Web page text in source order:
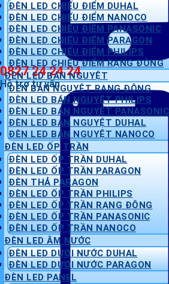
0827 24 24 24
Hỗ trợ tư vấn
ĐÈN LED CHIẾU ĐIỂM DUHAL
ĐÈN LED CHIẾU ĐIỂM NANOCO
ĐÈN LED CHIẾU ĐIỂM PANASONIC
ĐÈN LED CHIẾU ĐIỂM PARAGON
ĐÈN LED CHIẾU ĐIỂM PHILIPS
ĐÈN LED CHIẾU ĐIỂM RẠNG ĐÔNG
ĐÈN LED BÁN NGUYỆT
ĐÈN BÁN NGUYỆT RẠNG ĐÔNG
ĐÈN LED BÁN NGUYỆT PHILIPS
ĐÈN LED BÁN NGUYỆT PANASONIC
ĐÈN LED BÁN NGUYỆT DUHAL
ĐÈN LED BÁN NGUYỆT NANOCO
ĐÈN LED ỐP TRẦN
ĐÈN LED ỐP TRẦN DUHAL
ĐÈN LED ỐP TRẦN PARAGON
ĐÈN THẢ PARAGON
ĐÈN LED ỐP TRẦN PHILIPS
ĐÈN LED ỐP TRẦN RẠNG ĐÔNG
ĐÈN LED ỐP TRẦN PANASONIC
ĐÈN LED ỐP TRẦN NANOCO
ĐÈN LED ÂM NƯỚC
ĐÈN LED DƯỚI NƯỚC DUHAL
ĐÈN LED DƯỚI NƯỚC PARAGON
ĐÈN LED PANEL